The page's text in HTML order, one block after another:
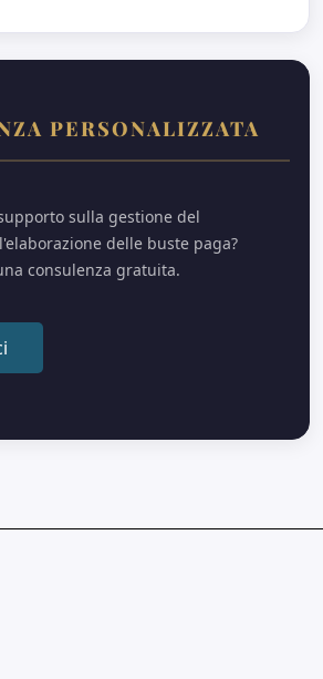
PERSONALIZZATA
sulla gestione del
delle buste paga?
consulenza gratuita.